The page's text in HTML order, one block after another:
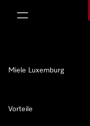
Miele Luxemburg
Vorteile